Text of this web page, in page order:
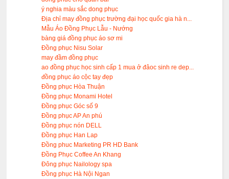
ý nghia màu sắc dong phục
Địa chỉ may đồng phục trường đại học quốc gia hà n...
Mẫu Áo Đồng Phục Lẫu - Nướng
bàng giá đồng phục áo sơ mi
Đồng phục Nisu Solar
may đầm đồng phục
ao đồng phục học sinh cấp 1 mua ở đâoc sinh re dep...
đồng phục áo cộc tay đẹp
Đồng phục Hòa Thuận
Đồng phục Monami Hotel
Đồng phục Góc số 9
Đồng phục AP An phú
Đồng phục nón DELL
Đồng phục Han Lap
Đồng phuc Marketing PR HD Bank
Đồng Phục Coffee An Khang
Đông phục Nailology spa
Đồng phục Hà Nội Ngan